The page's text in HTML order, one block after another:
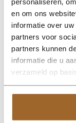
en om ons
informatie over
partners voor
partners kunnen
informatie die u
verzameld op
de drainage optimaal
Substraat en
van je plantenbak
Niet elke grondsoort is
Gewone tuingrond is
het belangrijk om te
substraat dat geschikt
en voldoende
wortelen en beter
het type beplanting